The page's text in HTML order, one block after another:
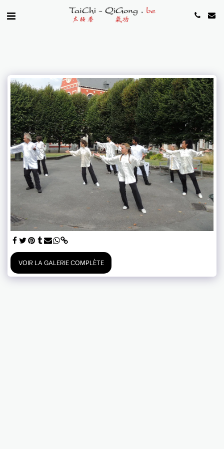
VOIR LA GALERIE COMPLÈTE